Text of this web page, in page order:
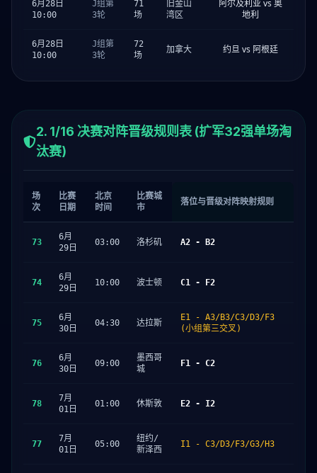
6月28日
10:00
J组第
3轮
71
场
旧金山
湾区
阿尔及利亚 vs 奥
地利
6月28日
10:00
J组第
3轮
72
场
加拿大 约旦 vs 阿根廷
2. 1/16 决赛对阵晋级规则表 (扩军32强单场淘
汰赛)
场
次
比赛
日期
北京
时间
比赛城
市
落位与晋级对阵映射规则
73
6月
29日
03:00 洛杉矶 A2 - B2
74
6月
29日
10:00 波士顿 C1 - F2
75
6月
30日
04:30 达拉斯
E1 - A3/B3/C3/D3/F3
(小组第三交叉)
76
6月
30日
09:00
墨西哥
城
F1 - C2
78
7月
01日
01:00 休斯敦 E2 - I2
77
7月
01日
05:00
纽约/
新泽西
I1 - C3/D3/F3/G3/H3